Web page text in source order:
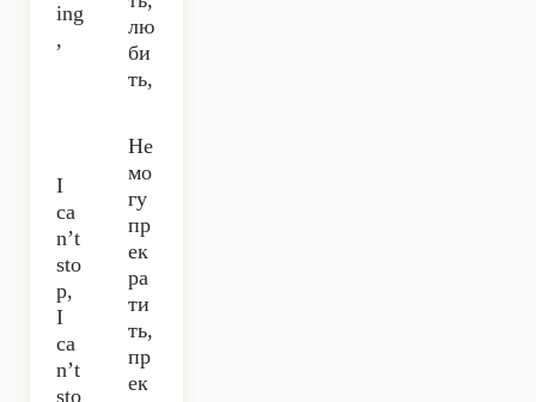
ing
,
лю
би
ть,
I
ca
n’t
sto
p,
I
ca
n’t
sto
Не
мо
гу
пр
ек
ра
ти
ть,
пр
ек